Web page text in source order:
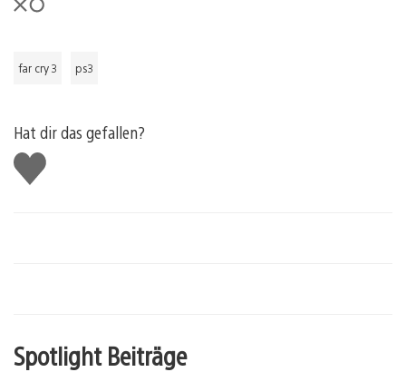
far cry 3 ps3
Hat dir das gefallen?
Gefällt
mir
Spotlight Beiträge